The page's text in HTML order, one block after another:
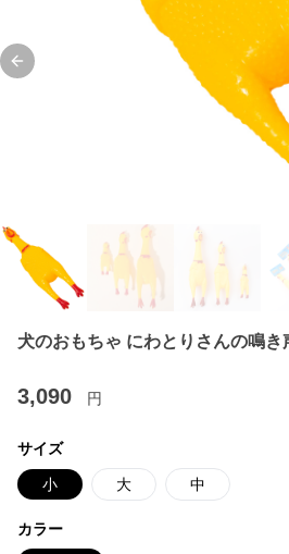
Previous slide
犬のおもちゃ にわとりさんの鳴き
3,090 円
サイズ
小 大 中
カラー